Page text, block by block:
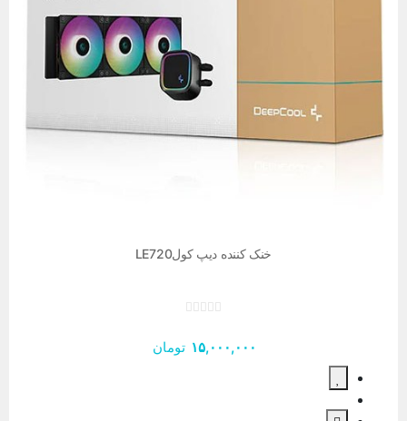
خنک کننده دیپ کولLE720
تومان ۱۵,۰۰۰,۰۰۰